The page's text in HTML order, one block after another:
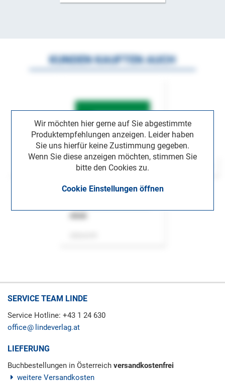
Wir möchten hier gerne auf Sie abgestimmte
Produktempfehlungen anzeigen. Leider haben
Sie uns hierfür keine Zustimmung gegeben.
Wenn Sie diese anzeigen möchten, stimmen Sie
bitte den Cookies zu.
Cookie Einstellungen öffnen
KUNDEN KAUFTEN AUCH
SERVICE TEAM LINDE
Service Hotline: +43 1 24 630
office
lindeverlag.at
LIEFERUNG
Buchbestellungen in Österreich versandkostenfrei
weitere Versandkosten